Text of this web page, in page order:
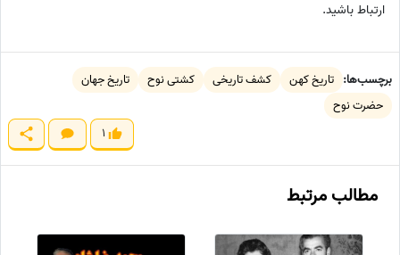
ارتباط باشید.
برچسب‌ها: تاریخ کهن کشف تاریخی کشتی نوح
تاریخ جهان
حضرت نوح
1
مطالب مرتبط